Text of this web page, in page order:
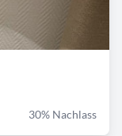
30% Nachlass